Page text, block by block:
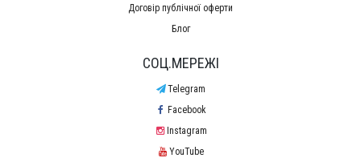
Договір публічної оферти
Блог
СОЦ.МЕРЕЖІ
Telegram
Facebook
Instagram
YouTube